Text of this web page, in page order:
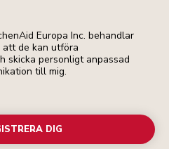
Europa Inc. behandlar
att de kan utföra
skicka personligt anpassad
till mig.
DIG